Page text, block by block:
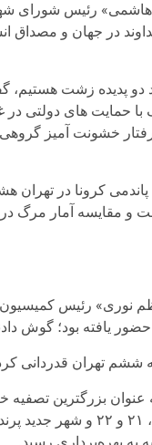
رئیس شورای شهر
در جهان و مصداق
شاهد دو پدیده زشت
حمایت های دولتی در
خشونت آمیز گروهی
کرونا در تهران
و مقایسه آمار مرگ
نوری» رئیس
یافته بود؛ گوش
ششم تهران قدردانی
بر ثانیه امکان بهره‌مندی